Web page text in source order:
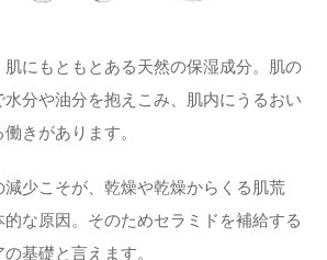
肌にもともとある天然の保湿成分。肌の
分や油分を抱えこみ、肌内にうるおい
きがあります。
減少こそが、乾燥や乾燥からくる肌荒
な原因。そのためセラミドを補給する
基礎と言えます。